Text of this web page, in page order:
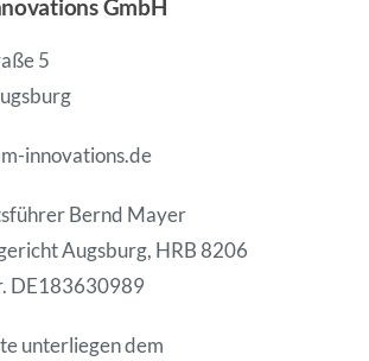
Unternehmen
GmbH
5
innovations.de
Bernd Mayer
Augsburg, HRB 8206
DE183630989
unterliegen dem